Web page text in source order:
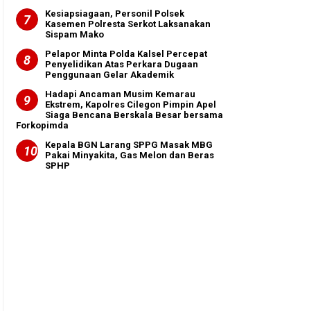
Kesiapsiagaan, Personil Polsek
Kasemen Polresta Serkot Laksanakan
Sispam Mako
Pelapor Minta Polda Kalsel Percepat
Penyelidikan Atas Perkara Dugaan
Penggunaan Gelar Akademik
Hadapi Ancaman Musim Kemarau
Ekstrem, Kapolres Cilegon Pimpin Apel
Siaga Bencana Berskala Besar bersama
Forkopimda
Kepala BGN Larang SPPG Masak MBG
Pakai Minyakita, Gas Melon dan Beras
SPHP